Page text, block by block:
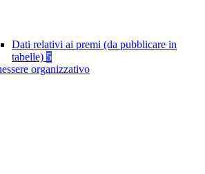
Dati relativi ai premi (da pubblicare in
tabelle) 5
organizzativo